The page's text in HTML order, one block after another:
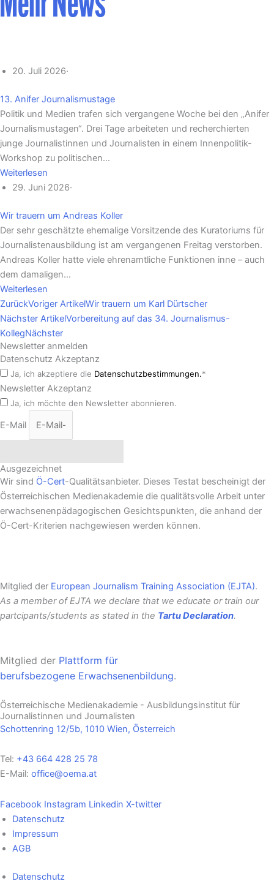
20. Juli 2026·
13. Anifer Journalismustage
Politik und Medien trafen sich vergangene Woche bei den „Anifer
Journalismustagen“. Drei Tage arbeiteten und recherchierten
junge Journalistinnen und Journalisten in einem Innenpolitik-
Workshop zu politischen…
Weiterlesen
29. Juni 2026·
Wir trauern um Andreas Koller
Der sehr geschätzte ehemalige Vorsitzende des Kuratoriums für
Journalistenausbildung ist am vergangenen Freitag verstorben.
Andreas Koller hatte viele ehrenamtliche Funktionen inne – auch
dem damaligen…
Weiterlesen
ZurückVoriger ArtikelWir trauern um Karl Dürtscher
Nächster ArtikelVorbereitung auf das 34. Journalismus-
KollegNächster
Newsletter anmelden
Datenschutz Akzeptanz
Ja, ich akzeptiere die Datenschutzbestimmungen.*
Newsletter Akzeptanz
Ja, ich möchte den Newsletter abonnieren.
E-Mail
Ausgezeichnet
Wir sind Ö-Cert-Qualitätsanbieter. Dieses Testat bescheinigt der
Österreichischen Medienakademie die qualitätsvolle Arbeit unter
erwachsenenpädagogischen Gesichtspunkten, die anhand der
Ö-Cert-Kriterien nachgewiesen werden können.
Mitglied der European Journalism Training Association (EJTA).
As a member of EJTA we declare that we educate or train our
partcipants/students as stated in the Tartu Declaration.
Mitglied der Plattform für
berufsbezogene Erwachsenenbildung.
Österreichische Medienakademie - Ausbildungsinstitut für
Journalistinnen und Journalisten
Schottenring 12/5b, 1010 Wien, Österreich
Tel: +43 664 428 25 78
E-Mail: office@oema.at
Facebook Instagram Linkedin X-twitter
Datenschutz
Impressum
AGB
Datenschutz